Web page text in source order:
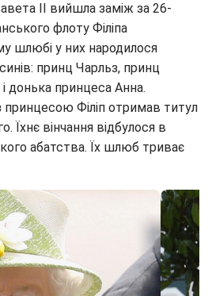
II вийшла заміж за 26-
флоту Філіпа
шлюбі у них народилося
принц Чарльз, принц
донька принцеса Анна.
принцесою Філіп отримав титул
Їхнє вінчання відбулося в
абатства. Їх шлюб триває